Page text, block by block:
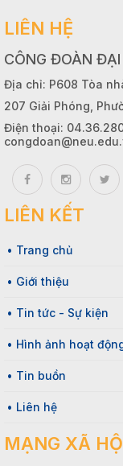
LIÊN HỆ
CÔNG ĐOÀN ĐẠI
Địa chỉ: P608 Tòa
207 Giải Phóng,
Điện thoại:
LIÊN KẾT
• Trang chủ
• Giới thiệu
• Tin tức - Sự kiện
• Hình ảnh hoạt
• Tin buồn
• Liên hệ
MẠNG XÃ